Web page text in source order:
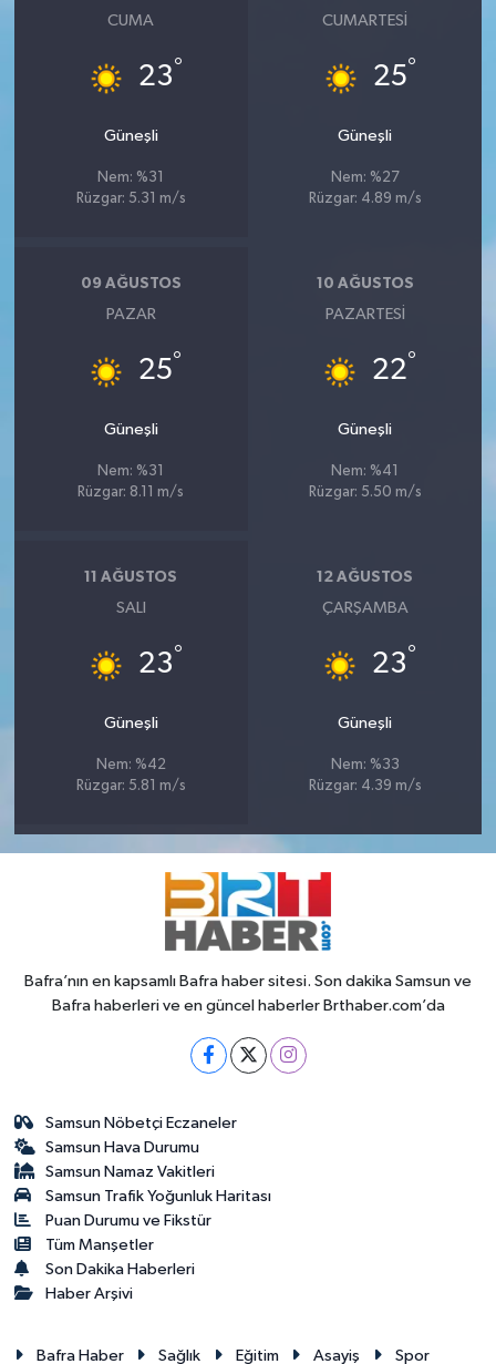
CUMA
23°
Güneşli
Nem: %31
Rüzgar: 5.31 m/s
CUMARTESI
25°
Güneşli
Nem: %27
Rüzgar: 4.89 m/s
09 AĞUSTOS
PAZAR
25°
Güneşli
Nem: %31
Rüzgar: 8.11 m/s
10 AĞUSTOS
PAZARTESI
22°
Güneşli
Nem: %41
Rüzgar: 5.50 m/s
11 AĞUSTOS
SALI
23°
Güneşli
Nem: %42
Rüzgar: 5.81 m/s
12 AĞUSTOS
ÇARŞAMBA
23°
Güneşli
Nem: %33
Rüzgar: 4.39 m/s
Bafra’nın en kapsamlı Bafra haber sitesi. Son dakika Samsun ve
Bafra haberleri ve en güncel haberler Brthaber.com’da
Samsun Nöbetçi Eczaneler
Samsun Hava Durumu
Samsun Namaz Vakitleri
Samsun Trafik Yoğunluk Haritası
Puan Durumu ve Fikstür
Tüm Manşetler
Son Dakika Haberleri
Haber Arşivi
Bafra Haber Sağlık Eğitim Asayiş Spor